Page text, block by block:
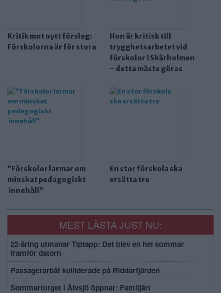
Kritik mot nytt förslag:
Förskolorna är för stora
Hon är kritisk till
trygghetsarbetet vid
förskolor i Skärholmen
– detta måste göras
”Förskolor larmar om
minskat pedagogiskt
innehåll”
En stor förskola ska
ersätta tre
MEST LÄSTA JUST NU:
22-åring utmanar Tiptapp: Det blev en hel sommar
framför datorn
Passagerarbåt kolliderade på Riddarfjärden
Sommartorget i Älvsjö öppnar: Familjärt